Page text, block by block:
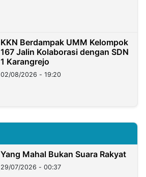
KKN Berdampak UMM Kelompok
167 Jalin Kolaborasi dengan SDN
1 Karangrejo
02/08/2026 - 19:20
Yang Mahal Bukan Suara Rakyat
29/07/2026 - 00:37